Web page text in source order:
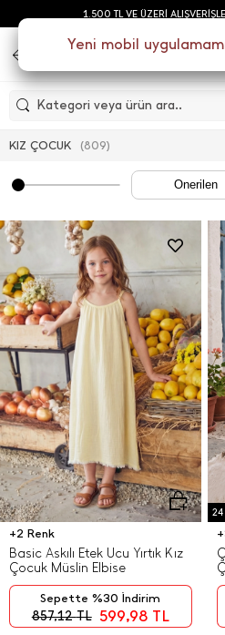
1.500 TL VE ÜZERİ
Kategori veya ürün ara..
KIZ ÇOCUK (809)
+2 Renk
Basic Askılı Etek Ucu Yırtık Kız
Çocuk Müslin Elbise
857,12TL 599,98 TL
Sepette %30 İndirim
24
Yeni mobil